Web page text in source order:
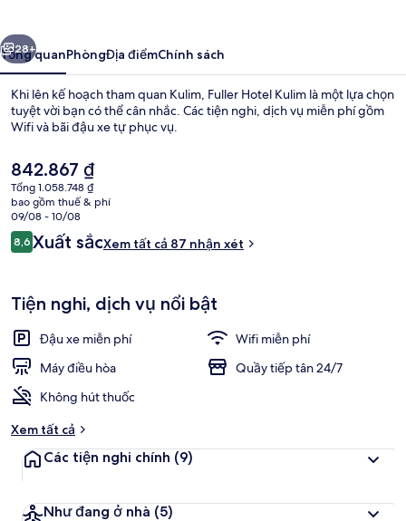
Nội thất
Tiếp
28+
Tổng quanPhòngĐịa điểmChính sách
Khi lên kế hoạch tham quan Kulim, Fuller Hotel Kulim là một lựa chọn
tuyệt vời bạn có thể cân nhắc. Các tiện nghi, dịch vụ miễn phí gồm
Wifi và bãi đậu xe tự phục vụ.
Giá
hiện
tại
là
842.867 ₫
842.867 ₫
Tổng 1.058.748 ₫
bao gồm thuế & phí
09/08 - 10/08
Nhận
xét
8,68,6 trên 10,
Xuất sắcXem tất cả 87 nhận xét
Tiện nghi, dịch vụ nổi bật
Đậu xe miễn phí
Wifi miễn phí
Máy điều hòa
Quầy tiếp tân 24/7
Không hút thuốc
Xem tất cả
Các tiện nghi chính (9)
Như đang ở nhà (5)